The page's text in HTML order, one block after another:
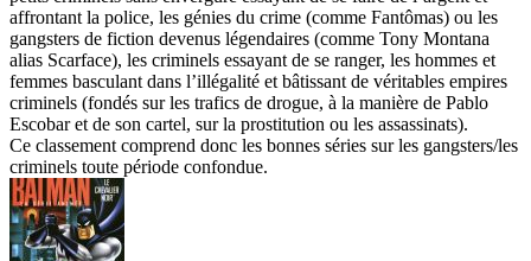
affrontant la police, les génies du crime (comme Fantômas) ou les
gangsters de fiction devenus légendaires (comme Tony Montana
alias Scarface), les criminels essayant de se ranger, les hommes et
femmes basculant dans l’illégalité et bâtissant de véritables empires
criminels (fondés sur les trafics de drogue, à la manière de Pablo
Escobar et de son cartel, sur la prostitution ou les assassinats).
Ce classement comprend donc les bonnes séries sur les gangsters/les
criminels toute période confondue.